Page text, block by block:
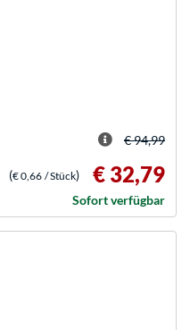
€ 94,99
(€ 0,66 / Stück) € 32,79
Sofort verfügbar